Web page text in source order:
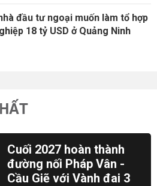
đầu tư ngoại muốn làm tổ hợp
18 tỷ USD ở Quảng Ninh
Cuối 2027 hoàn thành
đường nối Pháp Vân -
Cầu Giẽ với Vành đai 3